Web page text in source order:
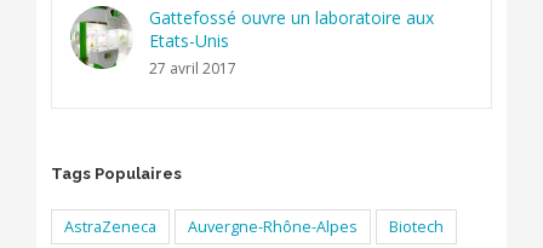
Gattefossé ouvre un laboratoire aux
Etats-Unis
27 avril 2017
Tags Populaires
AstraZeneca Auvergne-Rhône-Alpes
Biotech